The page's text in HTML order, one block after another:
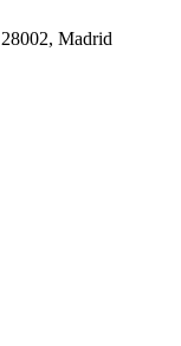
Madrid